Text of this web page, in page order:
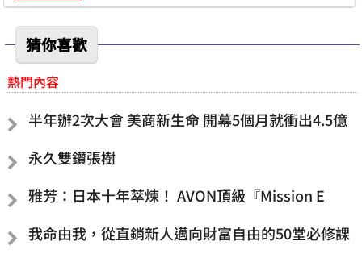
猜你喜歡
熱門內容
半年辦2次大會 美商新生命 開幕5個月就衝出4.5億
永久雙鑽張樹
雅芳：日本十年萃煉！ AVON頂級『Mission E
我命由我，從直銷新人邁向財富自由的50堂必修課